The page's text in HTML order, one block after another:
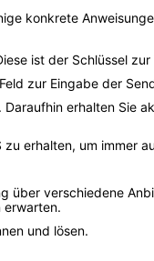
konkrete
ist der Schlüssel zur
zur Eingabe der
erhalten Sie
erhalten, um immer
über verschiedene
erwarten.
und lösen.